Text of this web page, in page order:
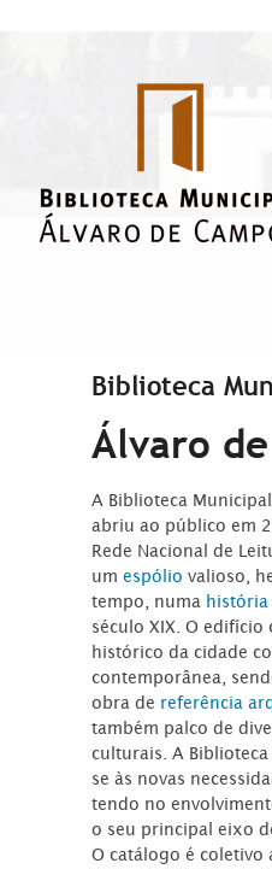
Biblioteca
Álvaro
A Biblioteca
abriu ao público em
Rede Nacional de
umespóliovalioso,
tempo, numa história
século XIX. O
histórico da cidade
contemporânea,
obra de referência
também palco de
culturais. A
se às novas
tendo no
o seu principal eixo
O catálogo é coletivo